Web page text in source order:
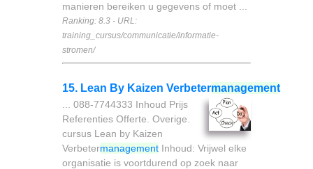
manieren bereiken u gegevens of moet ...
Ranking: 8.3 - URL:
training_cursus/communicatie/informatie-
stromen/
15. Lean By Kaizen Verbetermanagement
... 088-7744333 Inhoud Prijs
Referenties Offerte. Overige.
cursus Lean by Kaizen
Verbetermanagement Inhoud: Vrijwel elke
organisatie is voortdurend op zoek naar